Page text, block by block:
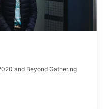
and Beyond Gathering